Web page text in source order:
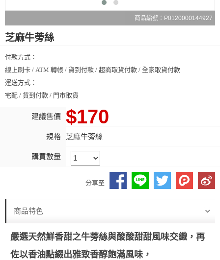
商品編號：P0120000144927
芝麻牛蒡絲
付款方式：
線上刷卡 / ATM 轉帳 / 貨到付款 / 超商取貨付款 / 全家取貨付款
運送方式：
宅配 / 貨到付款 / 門市取貨
建議售價 $170
規格 芝麻牛蒡絲
購買數量
分享至
商品特色
嚴選天然鮮香甜之牛蒡絲與酸酸甜甜風味交織，再
佐以香油點綴出雅致香醇飽滿風味，